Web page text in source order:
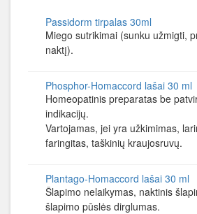
Passidorm tirpalas 30ml
Miego sutrikimai (sunku užmigti,
naktį).
Phosphor-Homaccord lašai 30 ml
Homeopatinis preparatas be
indikacijų.
Vartojamas, jei yra užkimimas,
faringitas, taškinių kraujosruvų.
Plantago-Homaccord lašai 30 ml
Šlapimo nelaikymas, naktinis
šlapimo pūslės dirglumas.